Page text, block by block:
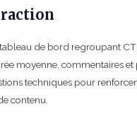
de bord regroupant
moyenne, commentaires et
techniques pour
contenu.